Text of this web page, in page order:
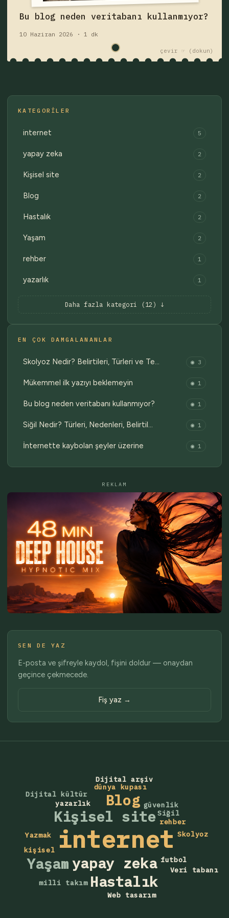
Bu blog neden veritabanı kullanmıyor?
10 Haziran 2026 · 1 dk
çevir ☞
Fişi çek — yazıyı oku
Eski fişler →
KATEGORILER
internet 5
yapay zeka 2
Kişisel site 2
Blog 2
Hastalık 2
Yaşam 2
rehber 1
yazarlık 1
Daha fazla kategori (12) ↓
EN ÇOK DAMGALANANLAR
Skolyoz Nedir? Belirtileri, Türleri ve Te… ◉ 3
Mükemmel ilk yazıyı beklemeyin ◉ 1
Bu blog neden veritabanı kullanmıyor? ◉ 1
Siğil Nedir? Türleri, Nedenleri, Belirtil… ◉ 1
İnternette kaybolan şeyler üzerine ◉ 1
REKLAM
SEN DE YAZ
E-posta ve şifreyle kaydol, fişini doldur — onaydan
geçince çekmecede.
Fiş yaz →
internet
yapay zeka
Kişisel site
Blog
Hastalık
Yaşam
rehber
yazarlık güvenlik
kişisel
futbol
milli takım
dünya kupası
Web tasarım
Dijital kültür
Yazmak
Dijital arşiv
Siğil
Skolyoz
Veri tabanı